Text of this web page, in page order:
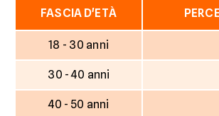
FASCIA D'ETÀ
18 - 30 anni
30 - 40 anni
40 - 50 anni